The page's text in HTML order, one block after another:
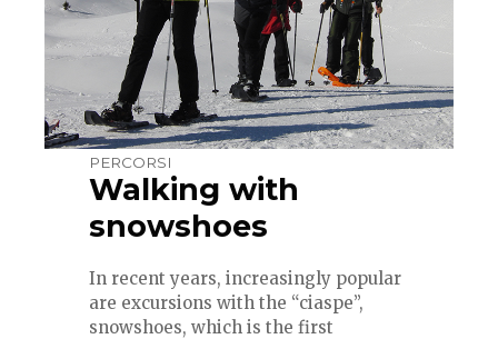
PERCORSI
Walking with
snowshoes
In recent years, increasingly popular
are excursions with the “ciaspe”,
snowshoes, which is the first